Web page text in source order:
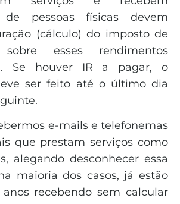
de pessoas físicas devem
(cálculo) do imposto de
esses rendimentos
Se houver IR a pagar, o
ser feito até o último dia
e-mails e telefonemas
que prestam serviços como
alegando desconhecer essa
maioria dos casos, já estão
recebendo sem calcular